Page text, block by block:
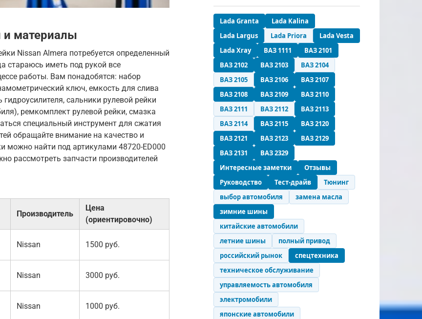
материалы
Nissan Almera потребуется определенный
стараюсь иметь под рукой все
работы. Вам понадобятся: набор
ключ, емкость для слива
сальники рулевой рейки
ремкомплект рулевой рейки, смазка
специальный инструмент для сжатия
обращайте внимание на качество и
можно найти под артикулами 48720-ED000
рассмотреть запчасти производителей
Производитель
Цена
(ориентировочно)
Nissan 1500 руб.
Nissan 3000 руб.
Nissan 1000 руб.
Lada Granta
Lada Kalina
Lada Largus
Lada Priora
Lada Vesta
Lada Xray
ВАЗ 1111
ВАЗ 2101
ВАЗ 2102
ВАЗ 2103
ВАЗ 2104
ВАЗ 2105
ВАЗ 2106
ВАЗ 2107
ВАЗ 2108
ВАЗ 2109
ВАЗ 2110
ВАЗ 2111
ВАЗ 2112
ВАЗ 2113
ВАЗ 2114
ВАЗ 2115
ВАЗ 2120
ВАЗ 2121
ВАЗ 2123
ВАЗ 2129
ВАЗ 2131
ВАЗ 2329
Интересные заметки
Отзывы
Руководство
Тест-драйв
Тюнинг
выбор автомобиля
замена масла
зимние шины
китайские автомобили
летние шины
полный привод
российский рынок
спецтехника
техническое обслуживание
управляемость автомобиля
электромобили
японские автомобили